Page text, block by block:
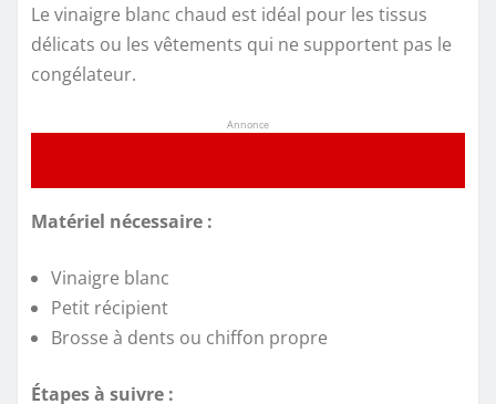
Le vinaigre blanc chaud est idéal pour les tissus
délicats ou les vêtements qui ne supportent pas le
congélateur.
Annonce
Matériel nécessaire :
Vinaigre blanc
Petit récipient
Brosse à dents ou chiffon propre
Étapes à suivre :